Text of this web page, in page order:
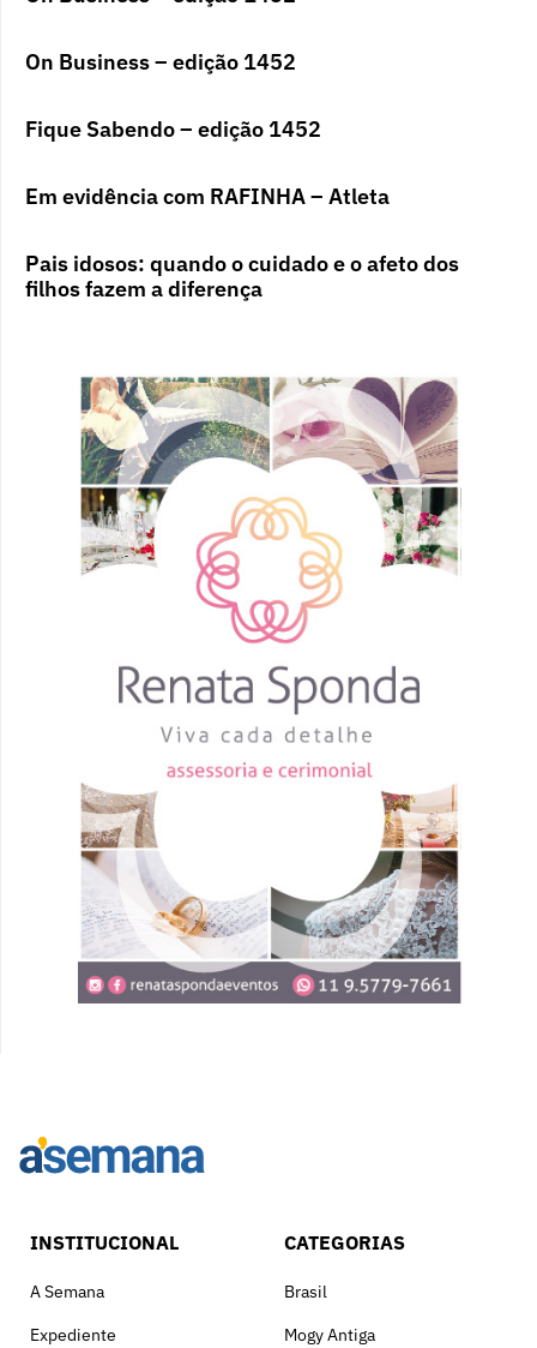
On Business – edição 1452
Fique Sabendo – edição 1452
Em evidência com RAFINHA – Atleta
Pais idosos: quando o cuidado e o afeto dos
filhos fazem a diferença
INSTITUCIONAL
A Semana
Expediente
CATEGORIAS
Brasil
Mogy Antiga